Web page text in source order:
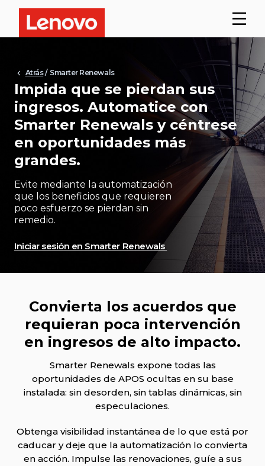
Atrás/ Smarter Renewals
Impida que se pierdan sus
ingresos. Automatice con
Smarter Renewals y céntrese
en oportunidades más
grandes.
Evite mediante la automatización
que los beneficios que requieren
poco esfuerzo se pierdan sin
remedio.
Iniciar sesión en Smarter Renewals
Convierta los acuerdos que
requieran poca intervención
en ingresos de alto impacto.
Smarter Renewals expone todas las
oportunidades de APOS ocultas en su base
instalada: sin desorden, sin tablas dinámicas, sin
especulaciones.
Obtenga visibilidad instantánea de lo que está por
caducar y deje que la automatización lo convierta
en acción. Impulse las renovaciones, guíe a sus